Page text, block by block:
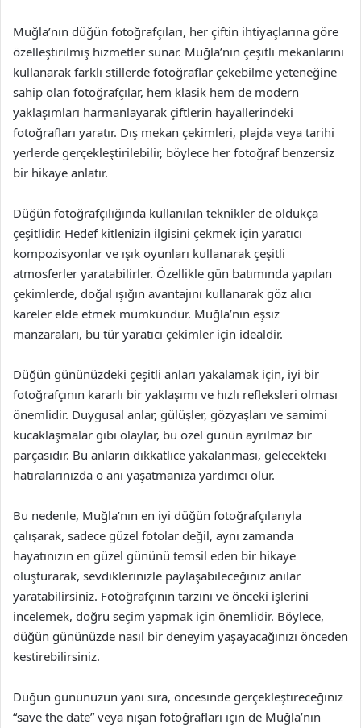
Muğla’nın düğün fotoğrafçıları, her çiftin ihtiyaçlarına göre
özelleştirilmiş hizmetler sunar. Muğla’nın çeşitli mekanlarını
kullanarak farklı stillerde fotoğraflar çekebilme yeteneğine
sahip olan fotoğrafçılar, hem klasik hem de modern
yaklaşımları harmanlayarak çiftlerin hayallerindeki
fotoğrafları yaratır. Dış mekan çekimleri, plajda veya tarihi
yerlerde gerçekleştirilebilir, böylece her fotoğraf benzersiz
bir hikaye anlatır.
Düğün fotoğrafçılığında kullanılan teknikler de oldukça
çeşitlidir. Hedef kitlenizin ilgisini çekmek için yaratıcı
kompozisyonlar ve ışık oyunları kullanarak çeşitli
atmosferler yaratabilirler. Özellikle gün batımında yapılan
çekimlerde, doğal ışığın avantajını kullanarak göz alıcı
kareler elde etmek mümkündür. Muğla’nın eşsiz
manzaraları, bu tür yaratıcı çekimler için idealdir.
Düğün gününüzdeki çeşitli anları yakalamak için, iyi bir
fotoğrafçının kararlı bir yaklaşımı ve hızlı refleksleri olması
önemlidir. Duygusal anlar, gülüşler, gözyaşları ve samimi
kucaklaşmalar gibi olaylar, bu özel günün ayrılmaz bir
parçasıdır. Bu anların dikkatlice yakalanması, gelecekteki
hatıralarınızda o anı yaşatmanıza yardımcı olur.
Bu nedenle, Muğla’nın en iyi düğün fotoğrafçılarıyla
çalışarak, sadece güzel fotolar değil, aynı zamanda
hayatınızın en güzel gününü temsil eden bir hikaye
oluşturarak, sevdiklerinizle paylaşabileceğiniz anılar
yaratabilirsiniz. Fotoğrafçının tarzını ve önceki işlerini
incelemek, doğru seçim yapmak için önemlidir. Böylece,
düğün gününüzde nasıl bir deneyim yaşayacağınızı önceden
kestirebilirsiniz.
Düğün gününüzün yanı sıra, öncesinde gerçekleştireceğiniz
“save the date” veya nişan fotoğrafları için de Muğla’nın